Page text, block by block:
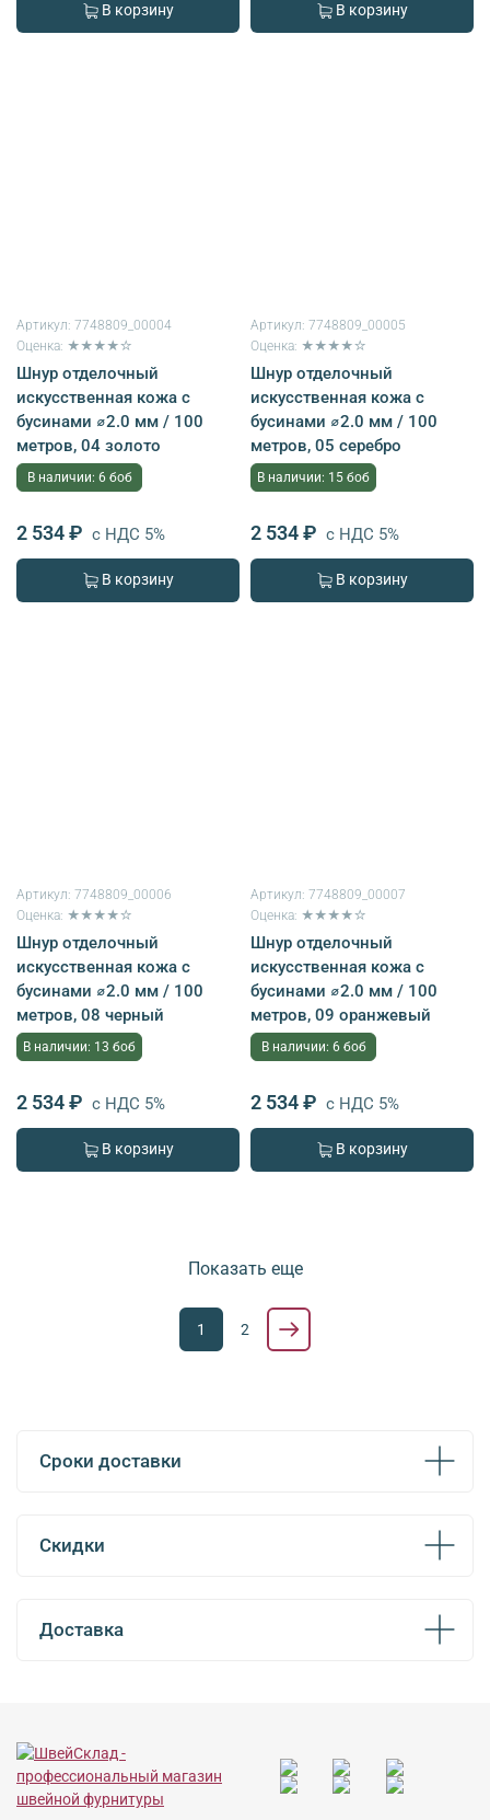
В корзину В корзину
Артикул: 7748809_00004
Оценка: ★★★★☆
Шнур отделочный
искусственная кожа с
бусинами ⌀2.0 мм / 100
метров, 04 золото
В наличии: 6 боб
2 534 ₽ с НДС 5%
В корзину
Артикул: 7748809_00005
Оценка: ★★★★☆
Шнур отделочный
искусственная кожа с
бусинами ⌀2.0 мм / 100
метров, 05 серебро
В наличии: 15 боб
2 534 ₽ с НДС 5%
В корзину
Артикул: 7748809_00006
Оценка: ★★★★☆
Шнур отделочный
искусственная кожа с
бусинами ⌀2.0 мм / 100
метров, 08 черный
В наличии: 13 боб
2 534 ₽ с НДС 5%
В корзину
Артикул: 7748809_00007
Оценка: ★★★★☆
Шнур отделочный
искусственная кожа с
бусинами ⌀2.0 мм / 100
метров, 09 оранжевый
В наличии: 6 боб
2 534 ₽ с НДС 5%
В корзину
Показать еще
1 2
Сроки доставки
Скидки
Доставка